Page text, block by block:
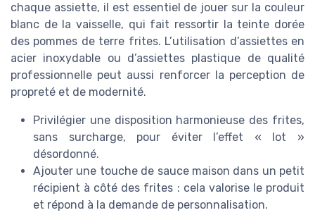
chaque assiette, il est essentiel de jouer sur la couleur
blanc de la vaisselle, qui fait ressortir la teinte dorée
des pommes de terre frites. L’utilisation d’assiettes en
acier inoxydable ou d’assiettes plastique de qualité
professionnelle peut aussi renforcer la perception de
propreté et de modernité.
Privilégier une disposition harmonieuse des frites,
sans surcharge, pour éviter l’effet « lot »
désordonné.
Ajouter une touche de sauce maison dans un petit
récipient à côté des frites : cela valorise le produit
et répond à la demande de personnalisation.